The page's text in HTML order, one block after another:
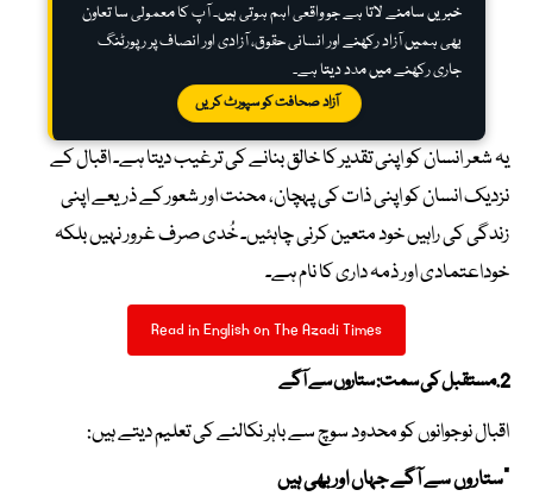
خبریں سامنے لاتا ہے جو واقعی اہم ہوتی ہیں۔ آپ کا معمولی سا تعاون
بھی ہمیں آزاد رکھنے اور انسانی حقوق، آزادی اور انصاف پر رپورٹنگ
جاری رکھنے میں مدد دیتا ہے۔
آزاد صحافت کو سپورٹ کریں
یہ شعر انسان کو اپنی تقدیر کا خالق بنانے کی ترغیب دیتا ہے۔ اقبال کے
نزدیک انسان کو اپنی ذات کی پہچان، محنت اور شعور کے ذریعے اپنی
زندگی کی راہیں خود متعین کرنی چاہئیں۔ خُدی صرف غرور نہیں بلکہ
خوداعتمادی اور ذمہ داری کا نام ہے۔
Read in English on The Azadi Times
2. مستقبل کی سمت: ستاروں سے آگے
اقبال نوجوانوں کو محدود سوچ سے باہر نکالنے کی تعلیم دیتے ہیں:
“ستاروں سے آگے جہاں اور بھی ہیں